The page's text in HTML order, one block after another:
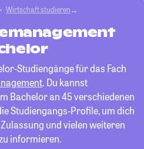
Wirtschaft studieren
Studiengänge für das Fach
. Du kannst
Bachelor an 45 verschiedenen
Studiengangs-Profile, um dich
und vielen weiteren
informieren.